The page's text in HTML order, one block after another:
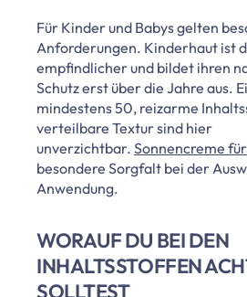
Für Kinder und Babys gelten
Anforderungen. Kinderhaut ist
empfindlicher und bildet ihren
Schutz erst über die Jahre aus.
mindestens 50, reizarme
verteilbare Textur sind hier
unverzichtbar. Sonnencreme
besondere Sorgfalt bei der
Anwendung.
WORAUF DU BEI DEN
INHALTSSTOFFEN
SOLLTEST